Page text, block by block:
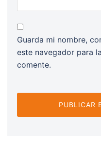
Guarda mi nombre,
este navegador para
comente.